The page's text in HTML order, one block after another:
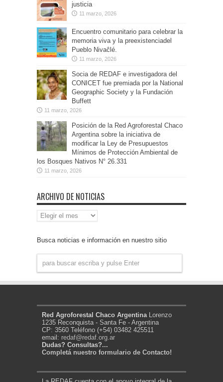
justicia
11 marzo, 2026
Encuentro comunitario para celebrar la
memoria viva y la preexistenciadel
Pueblo Nivaĉlé.
11 marzo, 2026
Socia de REDAF e investigadora del
CONICET fue premiada por la National
Geographic Society y la Fundación
Buffett
11 marzo, 2026
Posición de la Red Agroforestal Chaco
Argentina sobre la iniciativa de
modificar la Ley de Presupuestos
Mínimos de Protección Ambiental de
los Bosques Nativos N° 26.331
11 marzo, 2026
ARCHIVO DE NOTICIAS
Archivo
de
Busca noticias e información en nuestro sitio
Red Agroforestal Chaco ArgentinaLorenzo
1235 Reconquista - Santa Fe - Argentina
CP: 3560 Teléfono (+54) 03482 425511
email: redaf@redaf.org.ar
Dudas? Consultas?...
Completá nuestro formulario de Contacto!